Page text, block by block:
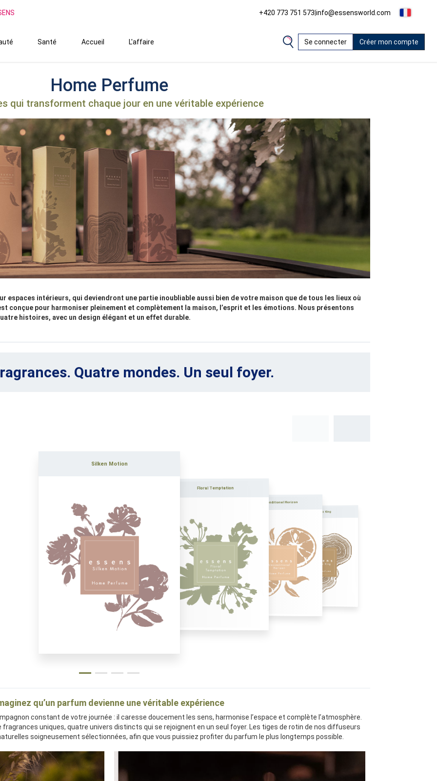
+420 773 751 573|info@essensworld.com
Santé Accueil L'affaire Se connecter Créer mon compte
Home Perfume
qui transforment chaque jour en une véritable expérience
espaces intérieurs, qui deviendront une partie inoubliable aussi bien de votre maison que de tous les lieux où
conçue pour harmoniser pleinement et complètement la maison, l’esprit et les émotions. Nous présentons
histoires, avec un design élégant et un effet durable.
Quatre mondes. Un seul foyer.
Silken Motion
Floral Temptation
Unconditional Horizon
Majestic King
qu’un parfum devienne une véritable expérience
constant de votre journée : il caresse doucement les sens, harmonise l’espace et complète l’atmosphère.
fragrances uniques, quatre univers distincts qui se rejoignent en un seul foyer. Les tiges de rotin de nos diffuseurs
soigneusement sélectionnées, afin que vous puissiez profiter du parfum le plus longtemps possible.